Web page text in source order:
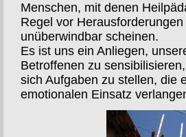
Menschen, mit denen
Regel vor
unüberwindbar scheinen.
Es ist uns ein Anliegen,
Betroffenen zu
sich Aufgaben zu stellen, die
emotionalen Einsatz